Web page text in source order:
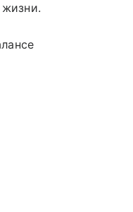
жизни.